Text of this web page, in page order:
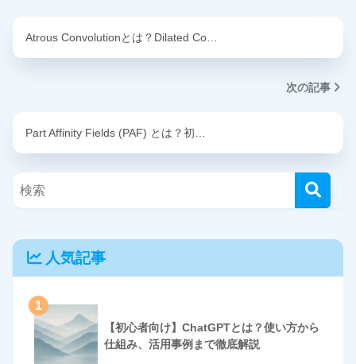
Atrous Convolutionとは？Dilated Co…
次の記事
Part Affinity Fields (PAF) とは？初…
人気記事
1
【初心者向け】ChatGPTとは？使い方から
仕組み、活用事例まで徹底解説